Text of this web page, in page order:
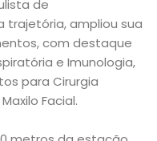
de
trajetória, ampliou sua
com destaque
e Imunologia,
para Cirurgia
Facial.